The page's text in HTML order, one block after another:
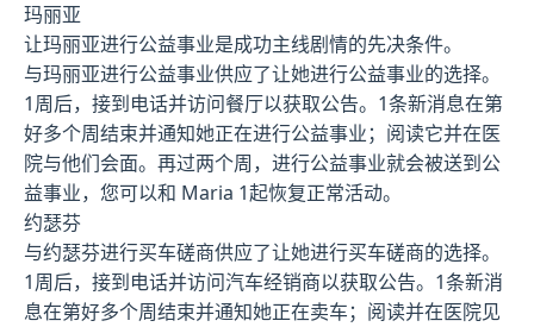
玛丽亚
让玛丽亚进行公益事业是成功主线剧情的先决条件。
与玛丽亚进行公益事业供应了让她进行公益事业的选择。
1周后，接到电话并访问餐厅以获取公告。1条新消息在第
好多个周结束并通知她正在进行公益事业；阅读它并在医
院与他们会面。再过两个周，进行公益事业就会被送到公
益事业，您可以和 Maria 1起恢复正常活动。
约瑟芬
与约瑟芬进行买车磋商供应了让她进行买车磋商的选择。
1周后，接到电话并访问汽车经销商以获取公告。1条新消
息在第好多个周结束并通知她正在卖车；阅读并在医院见